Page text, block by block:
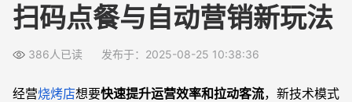
外卖系统与自营渠道如何降低平台抽成？
烧烤店开业需要准备哪些技术系统？
小程序会员营销和传统方式有什么显著优势？
扫码点餐与自动营销新玩法
386人已读 发布于：2025-08-25 10:38:36
经营烧烤店想要快速提升运营效率和拉动客流，新技术模式